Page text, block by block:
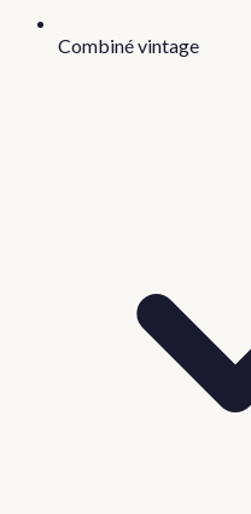
Combiné vintage